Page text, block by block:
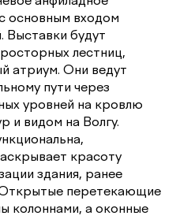
основным входом
Выставки будут
лестниц,
атриум. Они ведут
пути через
уровней на кровлю
и видом на Волгу.
красоту
здания, ранее
перетекающие
колоннами, а оконные